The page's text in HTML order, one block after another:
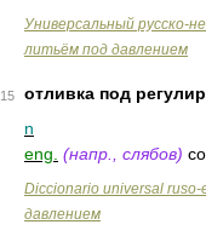
Универсальный русско-
литьём под давлением
15
отливка под
n
eng. (напр., слябов)
Diccionario universal ruso-
давлением